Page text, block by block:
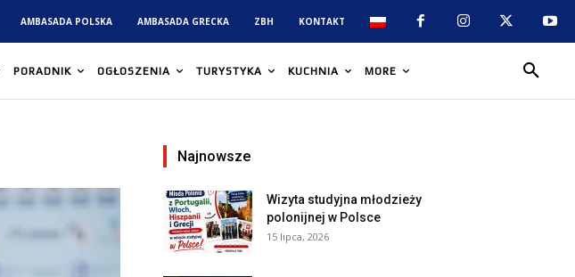
AMBASADA POLSKA AMBASADA GRECKA ZBH KONTAKT
PORADNIK OGŁOSZENIA TURYSTYKA KUCHNIA MORE
Najnowsze
Wizyta studyjna młodzieży
polonijnej w Polsce
15 lipca, 2026